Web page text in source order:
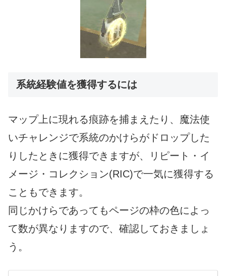
系統経験値を獲得するには
マップ上に現れる痕跡を捕まえたり、魔法使
いチャレンジで系統のかけらがドロップした
りしたときに獲得できますが、リピート・イ
メージ・コレクション(RIC)で一気に獲得する
こともできます。
同じかけらであってもページの枠の色によっ
て数が異なりますので、確認しておきましょ
う。